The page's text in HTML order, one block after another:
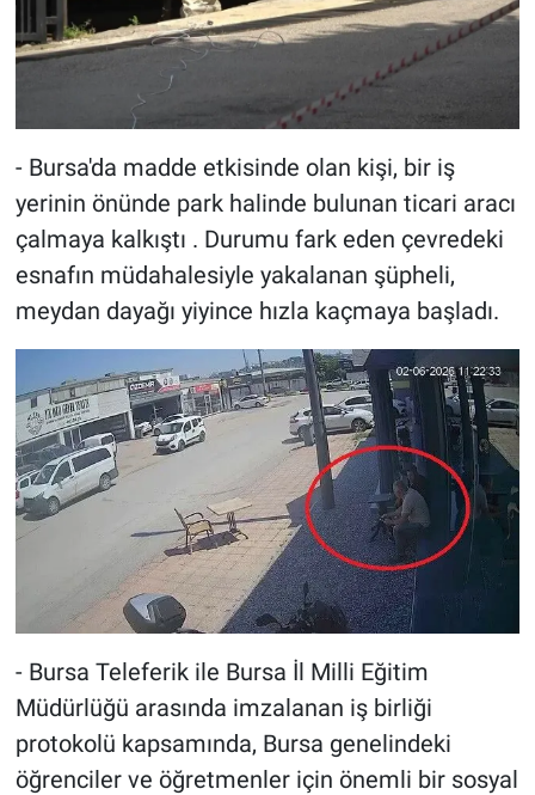
- Bursa'da madde etkisinde olan kişi, bir iş
yerinin önünde park halinde bulunan ticari aracı
çalmaya kalkıştı . Durumu fark eden çevredeki
esnafın müdahalesiyle yakalanan şüpheli,
meydan dayağı yiyince hızla kaçmaya başladı.
- Bursa Teleferik ile Bursa İl Milli Eğitim
Müdürlüğü arasında imzalanan iş birliği
protokolü kapsamında, Bursa genelindeki
öğrenciler ve öğretmenler için önemli bir sosyal